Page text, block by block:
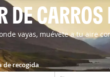
DE
vayas, muévete a tu aire
de recogida